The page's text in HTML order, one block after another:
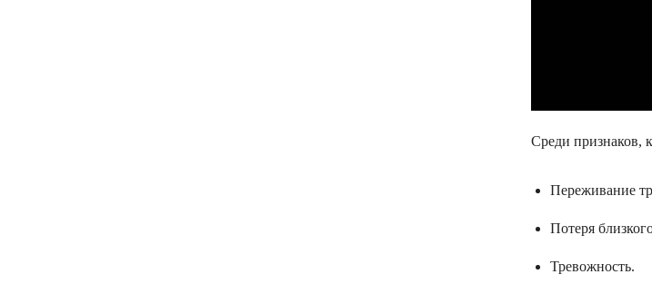
Среди признаков,
Переживание
Потеря
Тревожность.